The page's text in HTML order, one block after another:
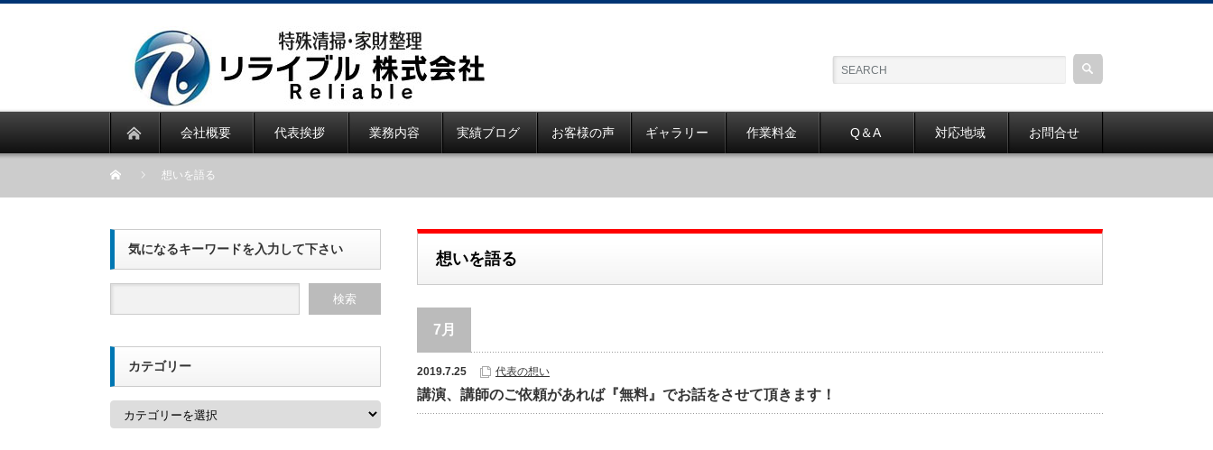
会社概要 代表挨拶 業務内容 実績ブログ お客様の声 ギャラリー 作業料金 Q＆A 対応地域 お問合せ
想いを語る
想いを語る
7月
2019.7.25 代表の想い
講演、講師のご依頼があれば『無料』でお話をさせて頂きます！
気になるキーワードを入力して下さい
カテゴリー